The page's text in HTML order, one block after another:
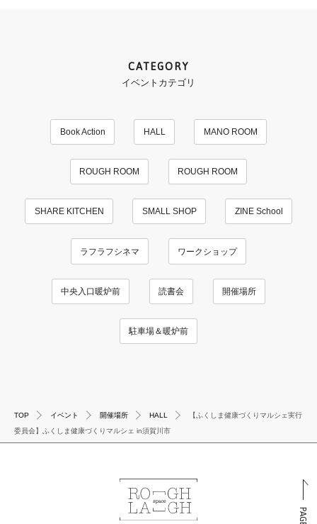
CATEGORY
イベントカテゴリ
Book Action HALL MANO ROOM
ROUGH ROOM ROUGH ROOM
SHARE KITCHEN SMALL SHOP ZINE School
ラフラフシネマ ワークショップ
中央入口暖炉前 読書会 開催場所
駐車場＆暖炉前
TOP イベント 開催場所 HALL
【ふくしま健康づくりマルシェ実行
委員会】ふくしま健康づくりマルシェ in須賀川市